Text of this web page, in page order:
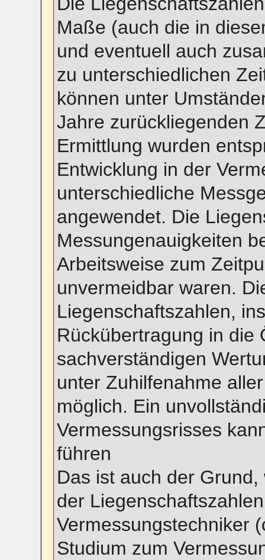
Maße (auch die in
und eventuell auch
zu unterschiedlichen
können unter
Jahre zurückliegenden
Ermittlung wurden
Entwicklung in der
unterschiedliche
angewendet. Die
Messungenauigkeiten
Arbeitsweise zum
unvermeidbar waren.
Liegenschaftszahlen,
Rückübertragung in die
sachverständigen
unter Zuhilfenahme
möglich. Ein
Vermessungsrisses
führen
Das ist auch der
der
Vermessungstechniker
Studium zum